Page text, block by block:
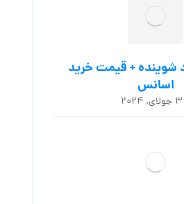
شوینده + قیمت خرید
اسانس
۳ جولای, ۲۰۲۴